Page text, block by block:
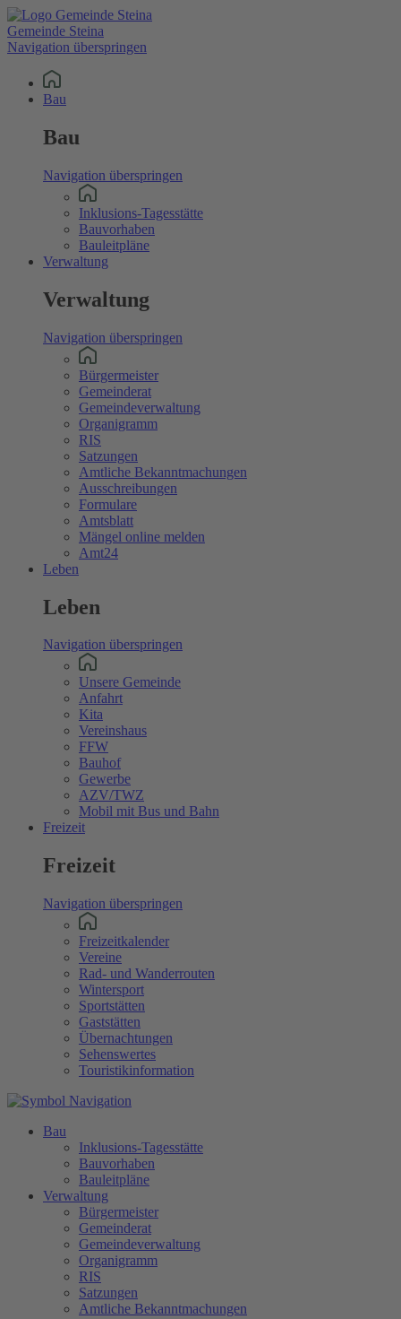
Gemeinde Steina
Navigation überspringen
Bau
Bau
Navigation überspringen
Inklusions-Tagesstätte
Bauvorhaben
Bauleitpläne
Verwaltung
Verwaltung
Navigation überspringen
Bürgermeister
Gemeinderat
Gemeindeverwaltung
Organigramm
RIS
Satzungen
Amtliche Bekanntmachungen
Ausschreibungen
Formulare
Amtsblatt
Mängel online melden
Amt24
Leben
Leben
Navigation überspringen
Unsere Gemeinde
Anfahrt
Kita
Vereinshaus
FFW
Bauhof
Gewerbe
AZV/TWZ
Mobil mit Bus und Bahn
Freizeit
Freizeit
Navigation überspringen
Freizeitkalender
Vereine
Rad- und Wanderrouten
Wintersport
Sportstätten
Gaststätten
Übernachtungen
Sehenswertes
Touristikinformation
Bau
Inklusions-Tagesstätte
Bauvorhaben
Bauleitpläne
Verwaltung
Bürgermeister
Gemeinderat
Gemeindeverwaltung
Organigramm
RIS
Satzungen
Amtliche Bekanntmachungen